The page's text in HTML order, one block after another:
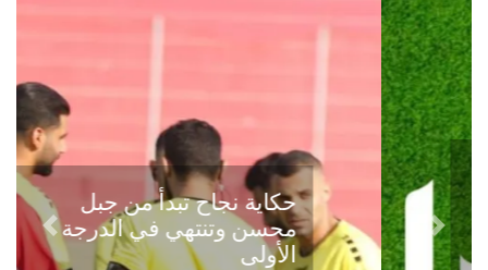
حكاية نجاح تبدأ من جبل
محسن وتنتهي في الدرجة
الأولىPrevious
Next